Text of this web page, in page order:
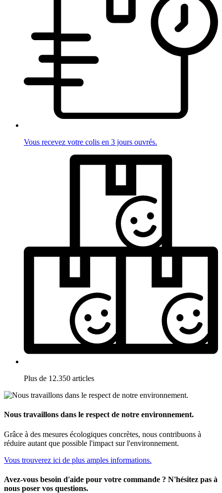
Vous recevez votre colis en 3 jours ouvrés.
Plus de 12.350 articles
Nous travaillons dans le respect de notre environnement.
Grâce à des mesures écologiques concrètes, nous contribuons à
réduire autant que possible l'impact sur l'environnement.
Vous trouverez ici de plus amples informations.
Avez-vous besoin d'aide pour votre commande ? N'hésitez pas à
nous poser vos questions.